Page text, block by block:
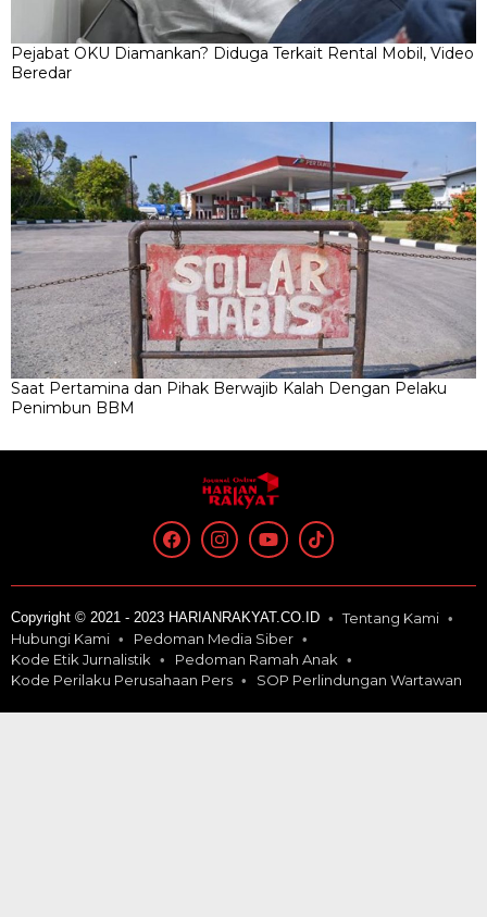
Pejabat OKU Diamankan? Diduga Terkait Rental Mobil, Video
Beredar
Saat Pertamina dan Pihak Berwajib Kalah Dengan Pelaku
Penimbun BBM
Copyright © 2021 - 2023 HARIANRAKYAT.CO.ID
Tentang Kami
Hubungi Kami
Pedoman Media Siber
Kode Etik Jurnalistik
Pedoman Ramah Anak
Kode Perilaku Perusahaan Pers
SOP Perlindungan Wartawan